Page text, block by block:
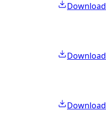
Download
Download
Download